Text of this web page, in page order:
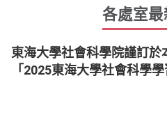
各處室
東海大學社會科學院謹訂
「2025東海大學社會科學